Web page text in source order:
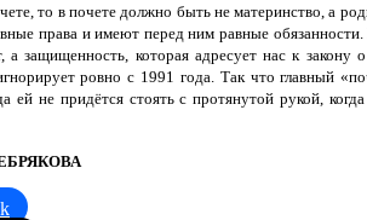
то в почете должно быть не материнство, а
права и имеют перед ним равные
а защищенность, которая адресует нас к закону
ровно с 1991 года. Так что главный
ей не придётся стоять с протянутой рукой,